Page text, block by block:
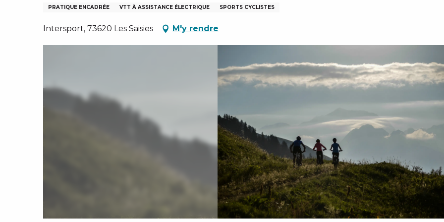
PRATIQUE ENCADRÉE VTT À ASSISTANCE ÉLECTRIQUE SPORTS CYCLISTES
Intersport, 73620 Les Saisies M'y rendre